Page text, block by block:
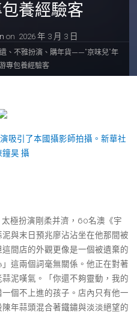
養經驗客
on 2026 年 3 月 3 日
、不雅扮演、購年貨——“京味兒”年
專包養經驗客
吸引了本國攝影師拍攝。新華社
鐘昊 攝
極扮演剛柔并濟，60名澳《宇
與末日預兆廖沾沾坐在他那間被
間店的外觀更像是一個被遺棄的
這兩個詞毫無關係。他正在對著
泥嘆氣。「你還不夠靈動，我的
個不上進的孩子。店內只有他一
年蒜頭混合著鐵鏽與淡淡絕望的